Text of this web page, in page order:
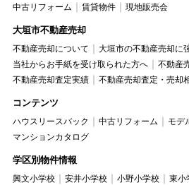
中古リフォーム
賃貸物件 現地販売会
大垣市不動産売却
不動産売却について
大垣市の不動産売却に
当社からお手紙を受け取られた方へ
不動産
不動産売却査定実績
不動産売却査定・売却
コンテンツ
ハウスリースバック 中古リフォーム
モデ
マンションカタログ
学区別物件情報
興文小学校 安井小学校 小野小学校 東小